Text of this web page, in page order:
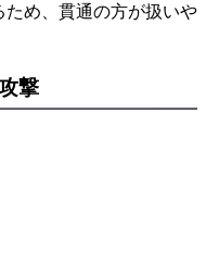
め、貫通の方が扱いや
撃